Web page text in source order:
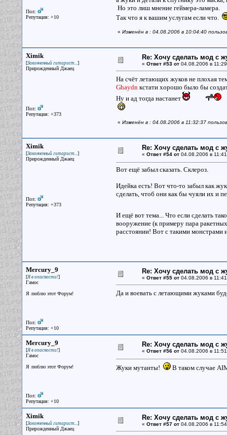
Пол:
Репутация: +10
Но это лиш мнение геймера-ламера.
Так что я к вашим услугам если что.
« Изменён в : 04.08.2006 в 10:04:40
Ximik
[Законченный гитарист...]
Прирожденный Джаец
Пол:
Репутация: +373
Re: Хочу сделать мод с
« Ответ #53 от04.08.2006 в
На счёт летающих жуков не плохая
Ghaydnкстати хорошо было бы
Ну и ад тогда настанет
« Изменён в : 04.08.2006 в 11:32:37
Ximik
[Законченный гитарист...]
Прирожденный Джаец
Пол:
Репутация: +373
Re: Хочу сделать мод с
« Ответ #54 от04.08.2006 в
Вот ещё забыл сказать. Склероз.
Идейка есть! Вот что-то забыл как
сделать, чтоб они как бы чуяли их и
И ещё вот тема... Что если сделать
вооружение (к примеру пара
расстоянии! Вот с такими монстрами
Mercury_9
[Я в опасности!]
Гамос
Я люблю этот Форум!
Пол:
Репутация: +10
Re: Хочу сделать мод с
« Ответ #55 от04.08.2006 в
Да и воевать с летающими жуками
Mercury_9
[Я в опасности!]
Гамос
Я люблю этот Форум!
Пол:
Репутация: +10
Re: Хочу сделать мод с
« Ответ #56 от04.08.2006 в
Жуки мутанты! В таком случае
Ximik
[Законченный гитарист...]
Прирожденный Джаец
Re: Хочу сделать мод с
« Ответ #57 от04.08.2006 в